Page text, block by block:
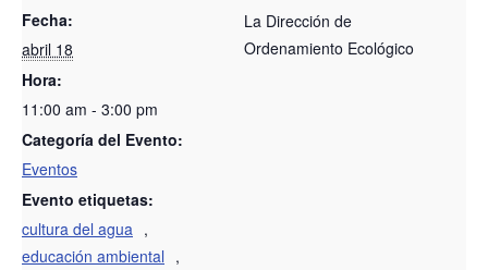
Fecha:
abril 18
Hora:
11:00 am - 3:00 pm
Categoría del Evento:
Eventos
Evento etiquetas:
cultura del agua ,
educación ambiental ,
La Dirección de
Ordenamiento Ecológico